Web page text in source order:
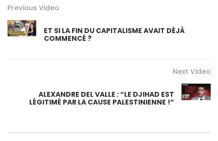
Previous Video
ET SI LA FIN DU CAPITALISME AVAIT DÉJÀ
COMMENCÉ ?
Next Video
ALEXANDRE DEL VALLE : “LE DJIHAD EST
LÉGITIMÉ PAR LA CAUSE PALESTINIENNE !”